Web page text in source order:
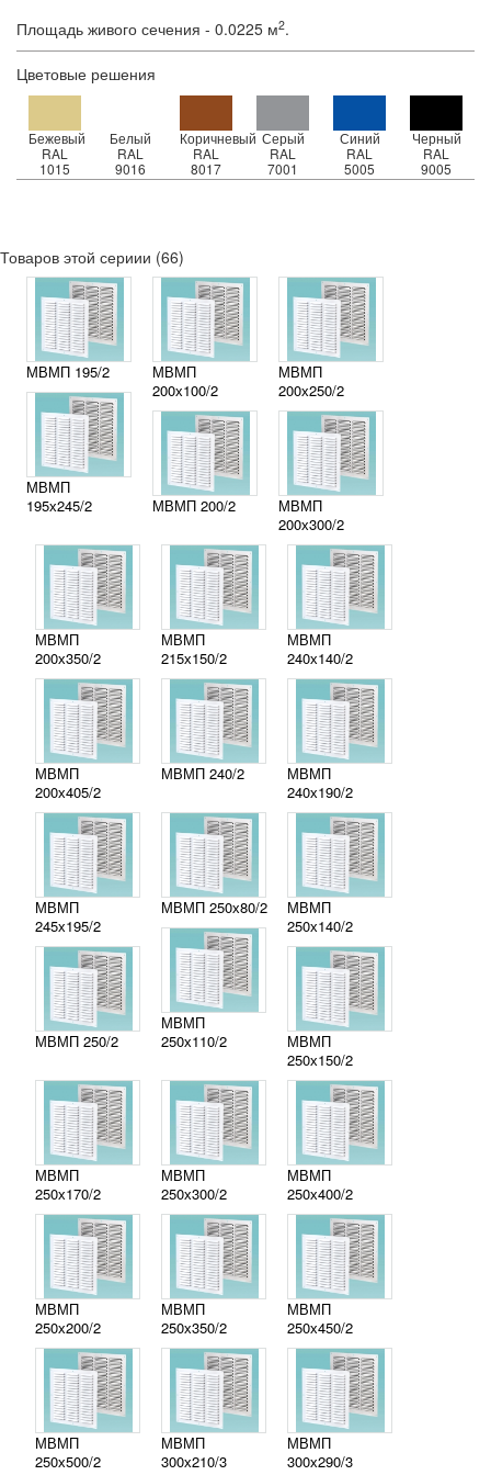
Площадь живого сечения - 0.0225 м2.
Цветовые решения
Бежевый
RAL
1015
Белый
RAL
9016
Коричневый
RAL
8017
Серый
RAL
7001
Синий
RAL
5005
Черный
RAL
9005
Товаров этой сериии (66)
МВМП 195/2
МВМП
195х245/2
МВМП
200х100/2
МВМП 200/2
МВМП
200х250/2
МВМП
200х300/2
МВМП
200х350/2
МВМП
200х405/2
МВМП
215х150/2
МВМП 240/2
МВМП
240х140/2
МВМП
240х190/2
МВМП
245х195/2
МВМП 250/2
МВМП 250х80/2
МВМП
250х110/2
МВМП
250х140/2
МВМП
250х150/2
МВМП
250х170/2
МВМП
250х200/2
МВМП
250х300/2
МВМП
250х350/2
МВМП
250х400/2
МВМП
250х450/2
МВМП
250х500/2
МВМП
300х210/3
МВМП
300х290/3